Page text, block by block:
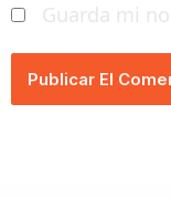
Guarda mi